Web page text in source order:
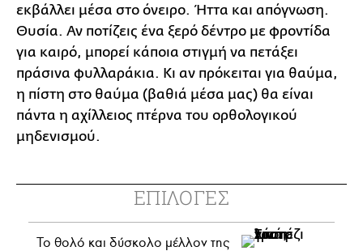
εκβάλλει μέσα στο όνειρο. Ήττα και απόγνωση.
Θυσία. Αν ποτίζεις ένα ξερό δέντρο με φροντίδα
για καιρό, μπορεί κάποια στιγμή να πετάξει
πράσινα φυλλαράκια. Κι αν πρόκειται για θαύμα,
η πίστη στο θαύμα (βαθιά μέσα μας) θα είναι
πάντα η αχίλλειος πτέρνα του ορθολογικού
μηδενισμού.
ΕΠΙΛΟΓΕΣ
Το θολό και δύσκολο μέλλον της